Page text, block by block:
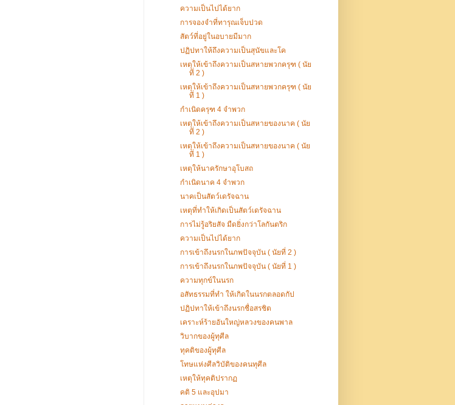
ความเป็นไปได้ยาก
การจองจำที่ทารุณเจ็บปวด
สัตว์ที่อยู่ในอบายมีมาก
ปฏิปทาให้ถึงความเป็นสุนัขและโค
เหตุให้เข้าถึงความเป็นสหายพวกครุฑ ( นัย
ที่ 2 )
เหตุให้เข้าถึงความเป็นสหายพวกครุฑ ( นัย
ที่ 1 )
กำเนิดครุฑ 4 จำพวก
เหตุให้เข้าถึงความเป็นสหายของนาค ( นัย
ที่ 2 )
เหตุให้เข้าถึงความเป็นสหายของนาค ( นัย
ที่ 1 )
เหตุให้นาครักษาอุโบสถ
กำเนิดนาค 4 จำพวก
นาคเป็นสัตว์เดรัจฉาน
เหตุที่ทำให้เกิดเป็นสัตว์เดรัจฉาน
การไม่รู้อริยสัจ มืดยิ่งกว่าโลกันตริก
ความเป็นไปได้ยาก
การเข้าถึงนรกในภพปัจจุบัน ( นัยที่ 2 )
การเข้าถึงนรกในภพปัจจุบัน ( นัยที่ 1 )
ความทุกข์ในนรก
อสัทธรรมที่ทำ ให้เกิดในนรกตลอดกัป
ปฏิปทาให้เข้าถึงนรกชื่อสรชิต
เคราะห์ร้ายอันใหญ่หลวงของคนพาล
วิบากของผู้ทุศีล
ทุคติของผู้ทุศีล
โทษแห่งศีลวิบัติของคนทุศีล
เหตุให้ทุคติปรากฏ
คติ 5 และอุปมา